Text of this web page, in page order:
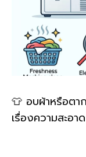
👕 อบผ้าหรือตา
เรื่องความสะอา